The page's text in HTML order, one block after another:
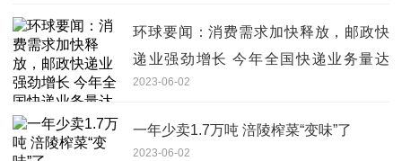
环球要闻：消费需求加快释放，邮政快
递业强劲增长 今年全国快递业务量达
500亿件
2023-06-02
一年少卖1.7万吨 涪陵榨菜“变味”了
2023-06-02